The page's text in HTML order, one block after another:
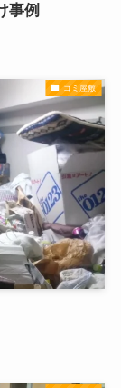
事例
ゴミ屋敷